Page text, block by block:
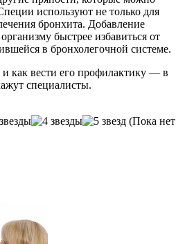
используют не только для
бронхита. Добавление
быстрее избавиться от
в бронхолегочной системе.
как вести его профилактику — в
специалисты.
(Пока нет